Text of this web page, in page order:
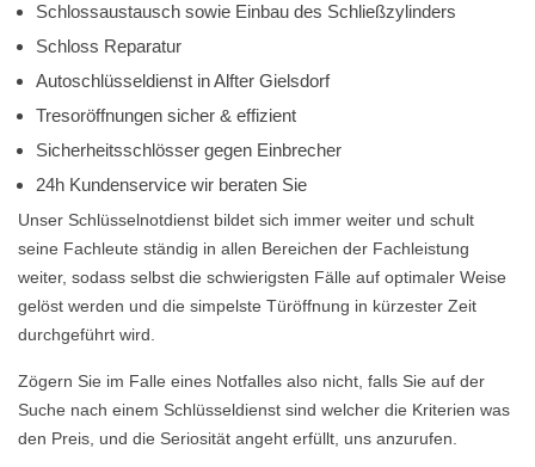
Schlossaustausch sowie Einbau des Schließzylinders
Schloss Reparatur
Autoschlüsseldienst in Alfter Gielsdorf
Tresoröffnungen sicher & effizient
Sicherheitsschlösser gegen Einbrecher
24h Kundenservice wir beraten Sie
Unser Schlüsselnotdienst bildet sich immer weiter und schult
seine Fachleute ständig in allen Bereichen der Fachleistung
weiter, sodass selbst die schwierigsten Fälle auf optimaler Weise
gelöst werden und die simpelste Türöffnung in kürzester Zeit
durchgeführt wird.
Zögern Sie im Falle eines Notfalles also nicht, falls Sie auf der
Suche nach einem Schlüsseldienst sind welcher die Kriterien was
den Preis, und die Seriosität angeht erfüllt, uns anzurufen.